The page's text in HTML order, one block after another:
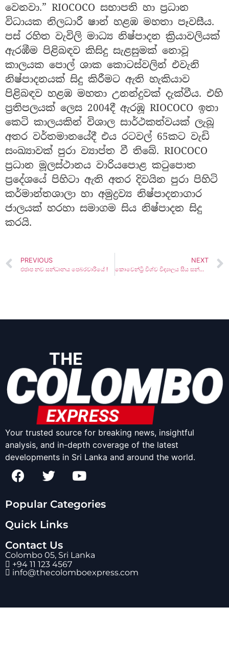
වෙනවා.” RIOCOCO සභාපති හා ප්‍රධාන
විධායක නිලධාරී ෂාන් හළඹ මහතා පෑවසීය.
පස් රහිත වැවිලි මාධ්‍ය නිෂ්පාදන ක්‍රියාවලියක්
ඇරඹීම පිළිබඳව කිසිදු සැළසුමක් නොවූ
කාලයක පොල් ශාක කොටස්වලින් එවැනි
නිෂ්පාදනයක් සිදු කිරීමට ඇති හැකියාව
පිළිබඳව හළඹ මහතා උනන්දුවක් දැක්වීය. එහි
ප්‍රතිපලයක් ලෙස 2004දී ඇරඹූ RIOCOCO ඉතා
කෙටි කාලයකින් විශාල සාර්ථකත්වයක් ලැබූ
අතර වර්තමානයේදී එය රටවල් 65කට වැඩි
සංඛ්‍යාවක් පුරා ව්‍යාප්ත වී තිබේ. RIOCOCO
ප්‍රධාන මූලස්ථානය වාරියපොළ කටුපොත
ප්‍රදේශයේ පිහිටා ඇති අතර දිවයින පුරා පිහිටි
කර්මාන්තශාලා හා අමුද්‍රව්‍ය නිෂ්පාදනාගාර
ජාලයක් හරහා සමාගම සිය නිෂ්පාදන සිදු
කරයි.
PREVIOUS
එජාප නව සන්ධානය පෙබරවාරියේ !
NEXT
කොවෙන්ට්‍රි විශ්ව විද්‍යාලය සිය සන්නාම ගත විශ්ව විද්‍යාලයක් ලෙස IIHS නම් කරයි
Your trusted source for breaking news, insightful
analysis, and in-depth coverage of the latest
developments in Sri Lanka and around the world.
Popular Categories
Quick Links
Contact Us
Colombo 05, Sri Lanka
+94 11 123 4567
info@thecolomboexpress.com